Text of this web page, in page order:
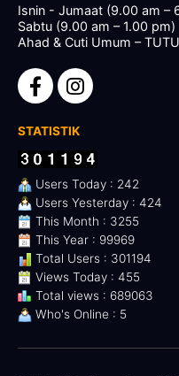
Isnin - Jumaat (9.00 am –
Sabtu (9.00 am – 1.00 pm)
Ahad & Cuti Umum –
STATISTIK
Users Today : 242
Users Yesterday : 424
This Month : 3255
This Year : 99969
Total Users : 301194
Views Today : 455
Total views : 689063
Who's Online : 5